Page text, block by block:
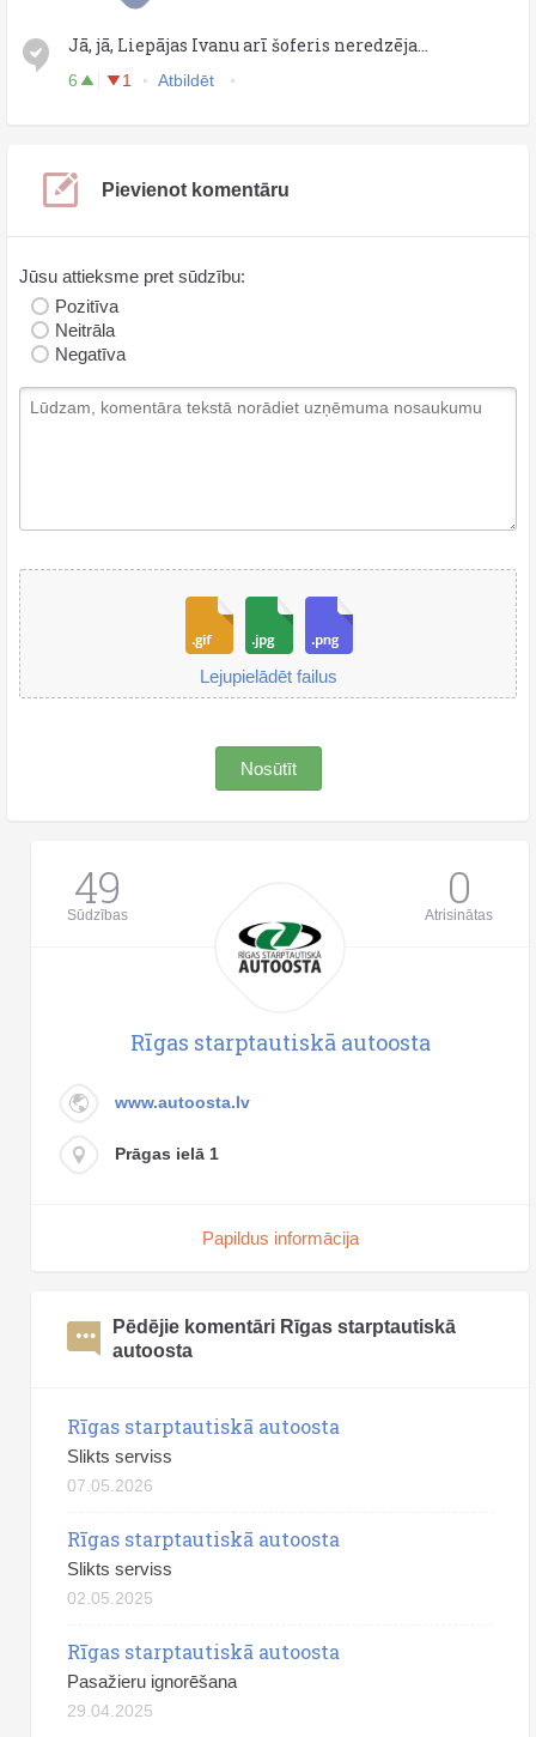
Jā, jā, Liepājas Ivanu arī šoferis neredzēja...
6 1 Atbildēt
Pievienot komentāru
Jūsu attieksme pret sūdzību:
Pozitīva
Neitrāla
Negatīva
Lejupielādēt failus
Nosūtīt
49
Sūdzības 0
Atrisinātas
Rīgas starptautiskā autoosta
www.autoosta.lv
Prāgas ielā 1
Papildus informācija
Pēdējie komentāri Rīgas starptautiskā
autoosta
Rīgas starptautiskā autoosta
Slikts serviss
07.05.2026
Rīgas starptautiskā autoosta
Slikts serviss
02.05.2025
Rīgas starptautiskā autoosta
Pasažieru ignorēšana
29.04.2025